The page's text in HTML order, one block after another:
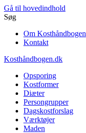
Gå til hovedindhold
Søg
Om Kosthåndbogen
Kontakt
Kosthåndbogen.dk
Opsporing
Kostformer
Diæter
Persongrupper
Dagskostforslag
Værktøjer
Maden